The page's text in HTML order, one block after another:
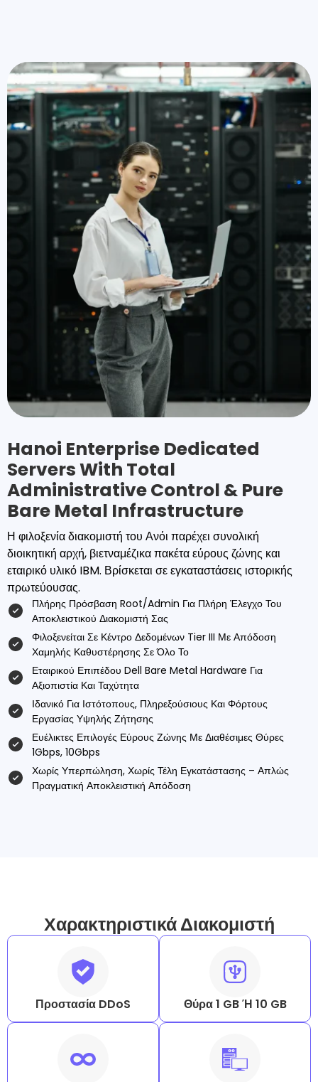
Hanoi Enterprise Dedicated
Servers With Total
Administrative Control & Pure
Bare Metal Infrastructure
Η φιλοξενία διακομιστή του Ανόι παρέχει συνολική
διοικητική αρχή, βιετναμέζικα πακέτα εύρους ζώνης και
εταιρικό υλικό IBM. Βρίσκεται σε εγκαταστάσεις ιστορικής
πρωτεύουσας.
Πλήρης Πρόσβαση Root/admin Για Πλήρη Έλεγχο Του
Αποκλειστικού Διακομιστή Σας
Φιλοξενείται Σε Κέντρο Δεδομένων Tier III Με Απόδοση
Χαμηλής Καθυστέρησης Σε Όλο Το
Εταιρικού Επιπέδου Dell Bare Metal Hardware Για
Αξιοπιστία Και Ταχύτητα
Ιδανικό Για Ιστότοπους, Πληρεξούσιους Και Φόρτους
Εργασίας Υψηλής Ζήτησης
Ευέλικτες Επιλογές Εύρους Ζώνης Με Διαθέσιμες Θύρες
1Gbps, 10Gbps
Χωρίς Υπερπώληση, Χωρίς Τέλη Εγκατάστασης – Απλώς
Πραγματική Αποκλειστική Απόδοση
Χαρακτηριστικά Διακομιστή
Προστασία DDoS Θύρα 1 GB Ή 10 GB